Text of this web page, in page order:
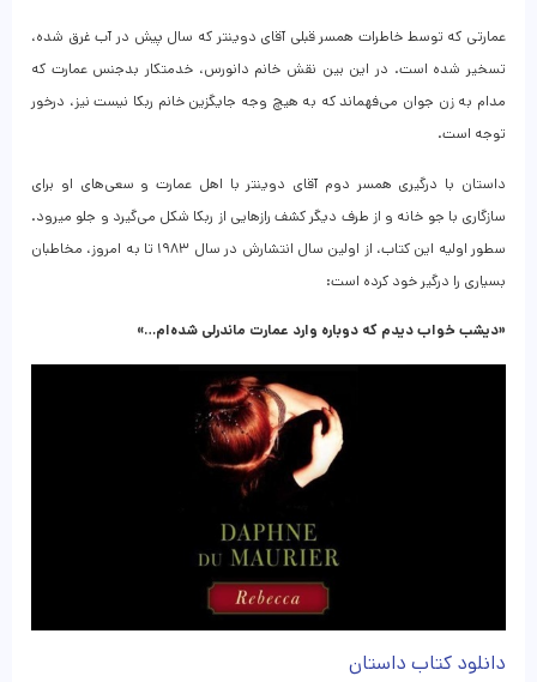
عمارتی که توسط خاطرات همسر قبلی آقای دوینتر که سال پیش در آب غرق شده،
تسخیر شده است. در این بین نقش خانم دانورس، خدمتکار بدجنس عمارت که
مدام به زن جوان می‌فهماند که به هیچ وجه جایگزین خانم ربکا نیست نیز، درخور
توجه است.
داستان با درگیری همسر دوم آقای دوینتر با اهل عمارت و سعی‌های او برای
سازگاری با جو خانه و از طرف دیگر کشف رازهایی از ربکا شکل می‌گیرد و جلو میرود.
سطور اولیه این کتاب، از اولین سال انتشارش در سال ۱۹۸۳ تا به امروز، مخاطبان
بسیاری را درگیر خود کرده است:
«دیشب خواب دیدم که دوباره وارد عمارت ماندرلی شده‌ام…»
دانلود کتاب داستان